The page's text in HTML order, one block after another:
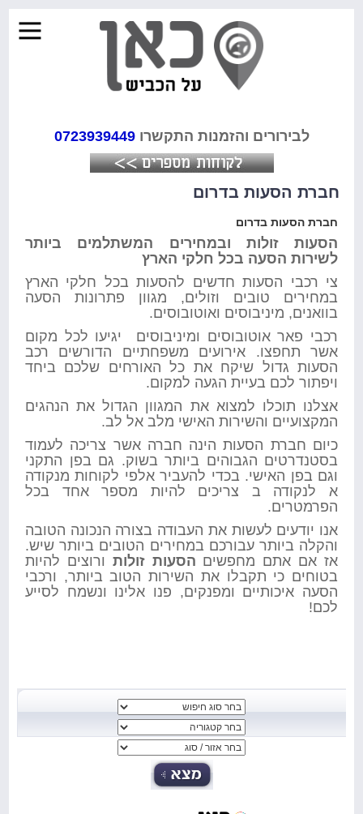
לבירורים והזמנות התקשרו0723939449
חברת הסעות בדרום
חברת הסעות בדרום
הסעות זולות ובמחירים המשתלמים ביותר
לשירות הסעה בכל חלקי הארץ
צי רכבי הסעות חדשים להסעות בכל חלקי הארץ
במחירים טובים וזולים, מגוון פתרונות הסעה
בוואנים, מיניבוסים ואוטובוסים.
רכבי פאר אוטובוסים ומיניבוסים יגיעו לכל מקום
אשר תחפצו. אירועים משפחתיים הדורשים רכב
הסעות גדול שיקח את כל האורחים שלכם ביחד
ויפתור לכם בעיית הגעה למקום.
אצלנו תוכלו למצוא את המגוון הגדול את הנהגים
המקצועיים והשירות האישי מלב אל לב.
כיום חברת הסעות הינה חברה אשר צריכה לעמוד
בסטנדרטים הגבוהים ביותר בשוק. גם בפן התקני
וגם בפן האישי. בכדי להעביר אלפי לקוחות מנקודה
א לנקודה ב צריכים להיות מספר אחד בכל
הפרמטרים.
אנו יודעים לעשות את העבודה בצורה הנכונה הטובה
והקלה ביותר עבורכם במחירים הטובים ביותר שיש.
אז אם אתם מחפשים הסעות זולות ורוצים להיות
בטוחים כי תקבלו את השירות הטוב ביותר, ורכבי
הסעה איכותיים ומפנקים, פנו אלינו ונשמח לסייע
לכם!